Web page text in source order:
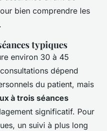
bien comprendre les
typiques
environ 30 à 45
dépend
du patient, mais
à trois séances
significatif. Pour
un suivi à plus long